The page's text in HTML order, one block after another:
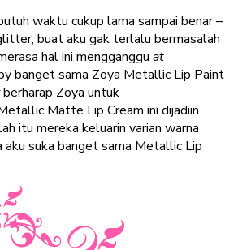
waktu cukup lama sampai benar –
buat aku gak terlalu bermasalah
hal ini mengganggu at
banget sama Zoya Metallic Lip Paint
berharap Zoya untuk
Matte Lip Cream ini dijadiin
itu mereka keluarin varian warna
aku suka banget sama Metallic Lip